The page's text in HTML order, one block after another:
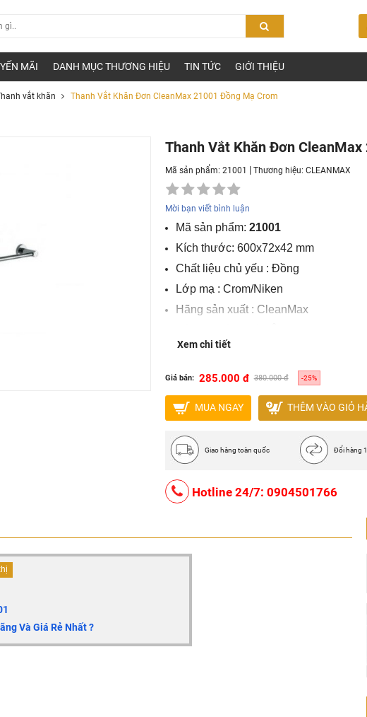
MÃI DANH MỤC THƯƠNG HIỆU TIN TỨC GIỚI THIỆU
vắt khăn Thanh Vắt Khăn Đơn CleanMax 21001 Đồng Mạ Crom
Thanh Vắt Khăn Đơn
Mã sản phẩm: 21001 |Thương hiệu:CLEANMAX
Mời bạn viết bình luận
Mã sản phẩm:21001
Kích thước: 600x72x42 mm
Chất liệu chủ yếu : Đồng
Lớp mạ : Crom/Niken
Hãng sản xuất : CleanMax
Nơi sản xuất : Việt Nam
Xem chi tiết
Giá bán: 285.000 đ 380.000 đ -25%
MUA NGAY THÊM VÀO GIỎ
Giao hàng toàn quốc Đổi hàng
Hotline 24/7: 0904501766
Và Giá Rẻ Nhất ?